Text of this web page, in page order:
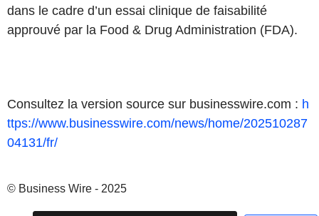
dans le cadre d’un essai clinique de faisabilité
approuvé par la Food & Drug Administration (FDA).
Consultez la version source sur businesswire.com : h
ttps://www.businesswire.com/news/home/202510287
04131/fr/
© Business Wire - 2025